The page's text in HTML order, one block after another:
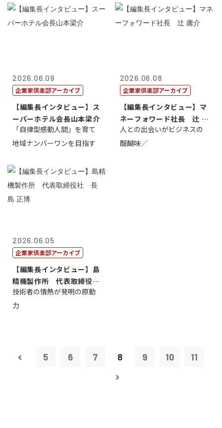
2026.06.09
企業家倶楽部アーカイブ
【編集長インタビュー】ス
ーパーホテル会長山本梁介
「自律型感動人間」を育て
地域ナンバーワンを目指す
2026.06.08
企業家倶楽部アーカイブ
【編集長インタビュー】マ
ネーフォワード社長 辻 庸
介
人との出会いがビジネスの
醍醐味／
2026.06.05
企業家倶楽部アーカイブ
【編集長インタビュー】島
精機製作所 代表取締役
社 長 島 正...
技術者の情熱が発明の原動
力
5 6 7 8 9 10 11